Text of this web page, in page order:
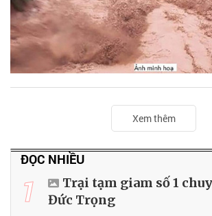
Xem thêm
ĐỌC NHIỀU
1
Trại tạm giam số 1
Đức Trọng